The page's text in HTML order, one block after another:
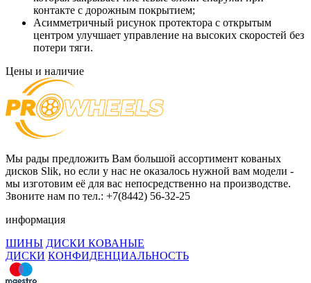
контакте с дорожным покрытием;
Асимметричный рисунок протектора с открытым
центром улучшает управление на высоких скоростей без
потери тяги.
Цены и наличие
Мы рады предложить Вам большой ассортимент кованых
дисков Slik, но если у нас не оказалось нужной вам модели -
мы изготовим её для вас непосредственно на производстве.
Звоните нам по тел.: +7(8442) 56-32-25
информация
ШИНЫ ДИСКИ КОВАНЫЕ
ДИСКИ КОНФИДЕНЦИАЛЬНОСТЬ